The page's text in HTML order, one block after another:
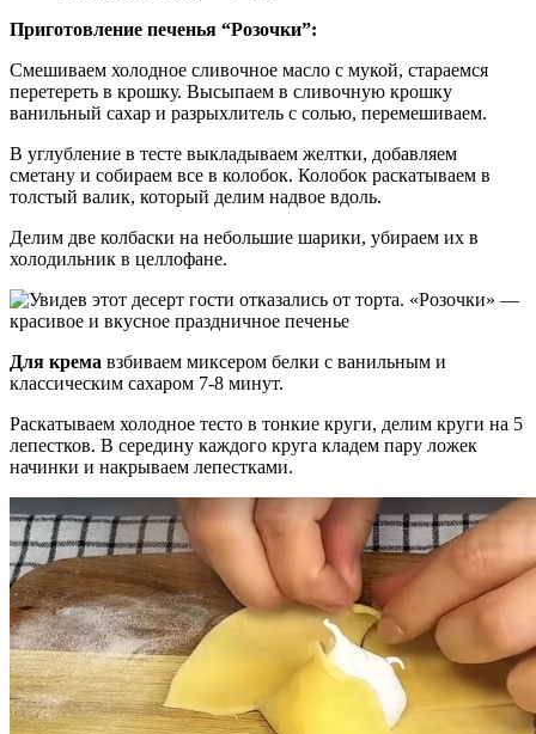
Приготовление печенья “Розочки”:
Смешиваем холодное сливочное масло с мукой, стараемся
перетереть в крошку. Высыпаем в сливочную крошку
ванильный сахар и разрыхлитель с солью, перемешиваем.
В углубление в тесте выкладываем желтки, добавляем
сметану и собираем все в колобок. Колобок раскатываем в
толстый валик, который делим надвое вдоль.
Делим две колбаски на небольшие шарики, убираем их в
холодильник в целлофане.
Для крема взбиваем миксером белки с ванильным и
классическим сахаром 7-8 минут.
Раскатываем холодное тесто в тонкие круги, делим круги на 5
лепестков. В середину каждого круга кладем пару ложек
начинки и накрываем лепестками.